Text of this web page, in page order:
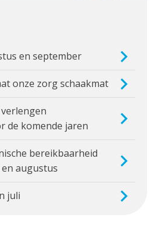
en september
onze zorg schaakmat
de komende jaren
bereikbaarheid
augustus
juli